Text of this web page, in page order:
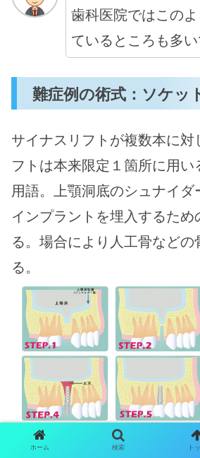
歯科医院ではこの
ているところも多い
難症例の術式：ソケッ
サイナスリフトが複数本に対
フトは本来限定１箇所に用
用語。上顎洞底のシュナイダ
インプラントを埋入するた
る。場合により人工骨など
る。
ホーム 検索 ト